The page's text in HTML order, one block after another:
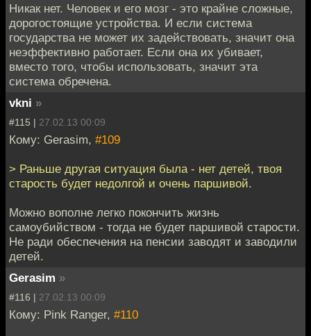
Никак нет. Человек и его мозг - это крайне сложные,
дорогостоящие устройства. И если система
государства не может их задействовать, значит она
неэффективно работает. Если она их убивает,
вместо того, чтобы использовать, значит эта
система обречена.
vkni »
#115 | 27.02.13 00:09
Кому: Gerasim, #109
> Раньше другая ситуация была - нет детей, твоя
старость будет недолгой и очень паршивой.
Можно вополне легко покончить жизнь
самоубийством - тогда не будет паршивой старости.
Не ради обеспечения на пенсии заводят и заводили
детей.
Gerasim »
#116 | 27.02.13 00:09
Кому: Pink Ranger, #110